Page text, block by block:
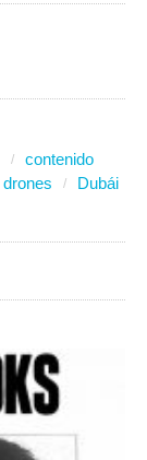
contenido
drones
Dubái